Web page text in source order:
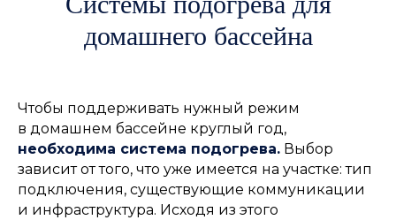
домашнего бассейна
Чтобы поддерживать нужный режим
в домашнем бассейне круглый год,
необходима система подогрева. Выбор
зависит от того, что уже имеется на участке: тип
подключения, существующие коммуникации
и инфраструктура. Исходя из этого
Обсудить
Обсудить строительство